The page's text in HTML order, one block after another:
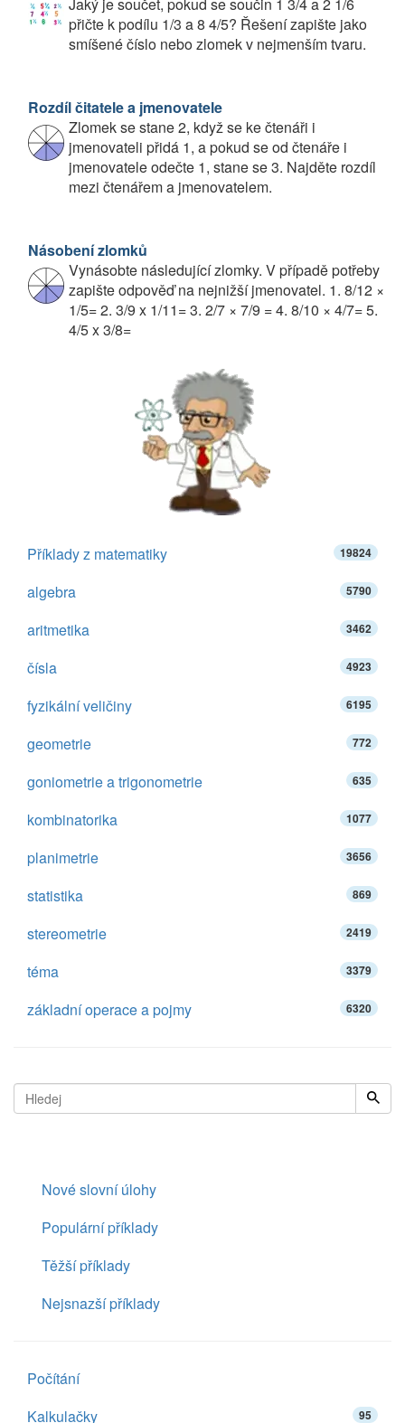
přičte k podílu 1/3 a 8 4/5? Řešení zapište jako
smíšené číslo nebo zlomek v nejmenším tvaru.
Rozdíl čitatele a jmenovatele
Zlomek se stane 2, když se ke čtenáři i
jmenovateli přidá 1, a pokud se od čtenáře i
jmenovatele odečte 1, stane se 3. Najděte rozdíl
mezi čtenářem a jmenovatelem.
Násobení zlomků
Vynásobte následující zlomky. V případě potřeby
zapište odpověď na nejnižší jmenovatel. 1. 8/12 ×
1/5= 2. 3/9 x 1/11= 3. 2/7 × 7/9 = 4. 8/10 × 4/7= 5.
4/5 x 3/8=
Příklady z matematiky 19824
algebra 5790
aritmetika 3462
čísla 4923
fyzikální veličiny 6195
geometrie 772
goniometrie a trigonometrie 635
kombinatorika 1077
planimetrie 3656
statistika 869
stereometrie 2419
téma 3379
základní operace a pojmy 6320
Nové slovní úlohy
Populární příklady
Těžší příklady
Nejsnazší příklady
Počítání
Kalkulačky
95